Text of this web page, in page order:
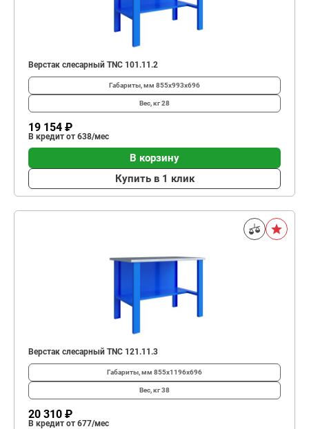
Верстак слесарный TNC 101.11.2
Габариты, мм 855x993x696
Вес, кг28
19 154 ₽
В кредит от 638/мес
В корзину
Купить в 1 клик
Верстак слесарный TNC 121.11.3
Габариты, мм 855x1196x696
Вес, кг38
20 310 ₽
В кредит от 677/мес